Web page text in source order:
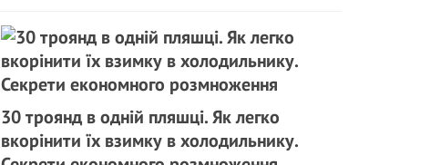
30 троянд в одній пляшці. Як легко
вкорінити їх взимку в холодильнику.